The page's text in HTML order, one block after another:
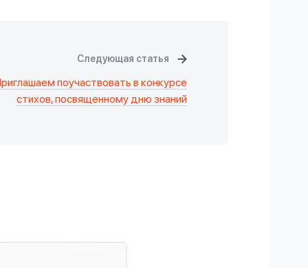
Следующая статья
поучаствовать в конкурсе
стихов, посвященному дню знаний